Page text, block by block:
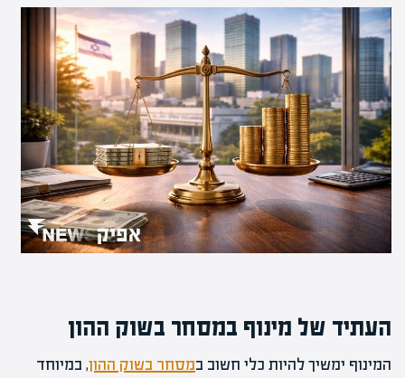
העתיד של מינוף במסחר בשוק ההון
המינוף ימשיך להיות כלי חשוב במסחר בשוק ההון, במיוחד